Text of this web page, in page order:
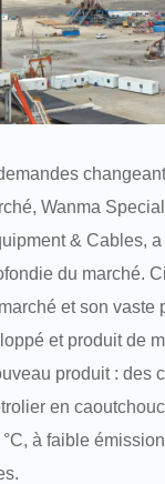
Wanma
& Cables, a
du marché.
et son vaste
et produit de
produit : des
en
à faible